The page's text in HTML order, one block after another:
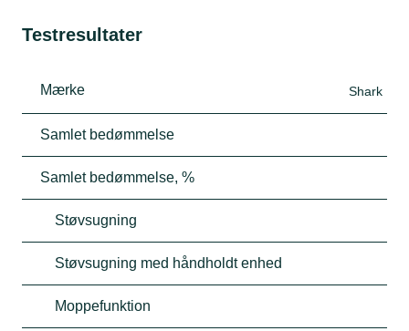
Testresultater
Mærke Shark
Samlet bedømmelse
Samlet bedømmelse, %
Støvsugning
Støvsugning med håndholdt enhed
Moppefunktion